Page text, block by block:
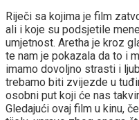
Riječi sa kojima je film
ali i koje su podsjetile
umjetnost. Aretha je kroz
te nam je pokazala da to i
imamo dovoljno strasti i
trebamo biti zvijezde u
osobni put koji će nas
Gledajući ovaj film u kinu,